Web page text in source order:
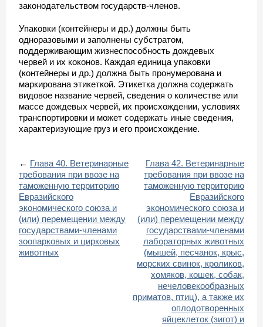
законодательством государств-членов.
Упаковки (контейнеры и др.) должны быть
одноразовыми и заполнены субстратом,
поддерживающим жизнеспособность дождевых
червей и их коконов. Каждая единица упаковки
(контейнеры и др.) должна быть пронумерована и
маркирована этикеткой. Этикетка должна содержать
видовое название червей, сведения о количестве или
массе дождевых червей, их происхождении, условиях
транспортировки и может содержать иные сведения,
характеризующие груз и его происхождение.
← Глава 40. Ветеринарные
требования при ввозе на
таможенную территорию
Евразийского
экономического союза и
(или) перемещении между
государствами-членами
зоопарковых и цирковых
животных
Глава 42. Ветеринарные
требования при ввозе на
таможенную территорию
Евразийского
экономического союза и
(или) перемещении между
государствами-членами
лабораторных животных
(мышей, песчанок, крыс,
морских свинок, кроликов,
хомяков, кошек, собак,
нечеловекообразных
приматов, птиц), а также их
оплодотворенных
яйцеклеток (зигот) и